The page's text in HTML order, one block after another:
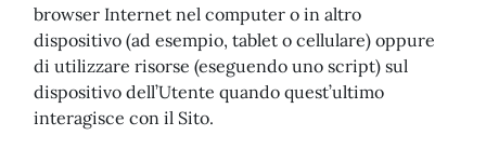
browser Internet nel computer o in altro
dispositivo (ad esempio, tablet o cellulare) oppure
di utilizzare risorse (eseguendo uno script) sul
dispositivo dell’Utente quando quest’ultimo
interagisce con il Sito.